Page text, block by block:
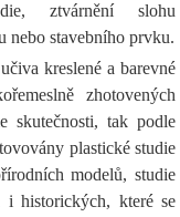
ztvárnění slohu
nebo stavebního prvku.
kreslené a barevné
zhotovených
skutečnosti, tak podle
plastické studie
modelů, studie
i historických, které se